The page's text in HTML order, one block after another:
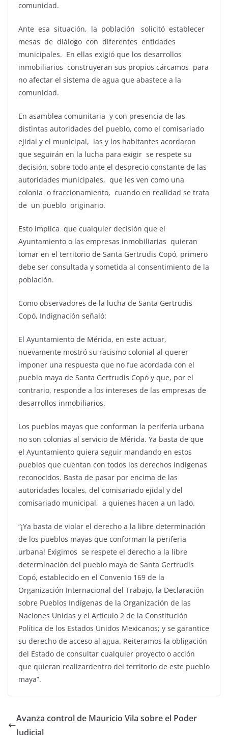
comunidad.
Ante esa situación, la población solicitó establecer
mesas de diálogo con diferentes entidades
municipales. En ellas exigió que los desarrollos
inmobiliarios construyeran sus propios cárcamos para
no afectar el sistema de agua que abastece a la
comunidad.
En asamblea comunitaria y con presencia de las
distintas autoridades del pueblo, como el comisariado
ejidal y el municipal, las y los habitantes acordaron
que seguirán en la lucha para exigir se respete su
decisión, sobre todo ante el desprecio constante de las
autoridades municipales, que les ven como una
colonia o fraccionamiento, cuando en realidad se trata
de un pueblo originario.
Esto implica que cualquier decisión que el
Ayuntamiento o las empresas inmobiliarias quieran
tomar en el territorio de Santa Gertrudis Copó, primero
debe ser consultada y sometida al consentimiento de la
población.
Como observadores de la lucha de Santa Gertrudis
Copó, Indignación señaló:
El Ayuntamiento de Mérida, en este actuar,
nuevamente mostró su racismo colonial al querer
imponer una respuesta que no fue acordada con el
pueblo maya de Santa Gertrudis Copó y que, por el
contrario, responde a los intereses de las empresas de
desarrollos inmobiliarios.
Los pueblos mayas que conforman la periferia urbana
no son colonias al servicio de Mérida. Ya basta de que
el Ayuntamiento quiera seguir mandando en estos
pueblos que cuentan con todos los derechos indígenas
reconocidos. Basta de pasar por encima de las
autoridades locales, del comisariado ejidal y del
comisariado municipal, a quienes hacen a un lado.
“¡Ya basta de violar el derecho a la libre determinación
de los pueblos mayas que conforman la periferia
urbana! Exigimos se respete el derecho a la libre
determinación del pueblo maya de Santa Gertrudis
Copó, establecido en el Convenio 169 de la
Organización Internacional del Trabajo, la Declaración
sobre Pueblos Indígenas de la Organización de las
Naciones Unidas y el Artículo 2 de la Constitución
Política de los Estados Unidos Mexicanos; y se garantice
su derecho de acceso al agua. Reiteramos la obligación
del Estado de consultar cualquier proyecto o acción
que quieran realizardentro del territorio de este pueblo
maya”.
Avanza control de Mauricio Vila sobre el Poder
Judicial